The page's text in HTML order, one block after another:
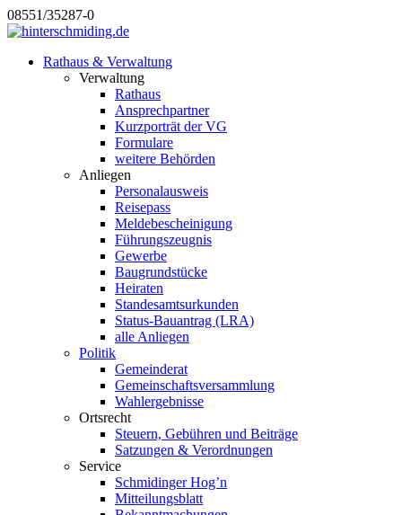
08551/35287-0
Rathaus & Verwaltung
Verwaltung
Rathaus
Ansprechpartner
Kurzporträt der VG
Formulare
weitere Behörden
Anliegen
Personalausweis
Reisepass
Meldebescheinigung
Führungszeugnis
Gewerbe
Baugrundstücke
Heiraten
Standesamtsurkunden
Status-Bauantrag (LRA)
alle Anliegen
Politik
Gemeinderat
Gemeinschaftsversammlung
Wahlergebnisse
Ortsrecht
Steuern, Gebühren und Beiträge
Satzungen & Verordnungen
Service
Schmidinger Hog’n
Mitteilungsblatt